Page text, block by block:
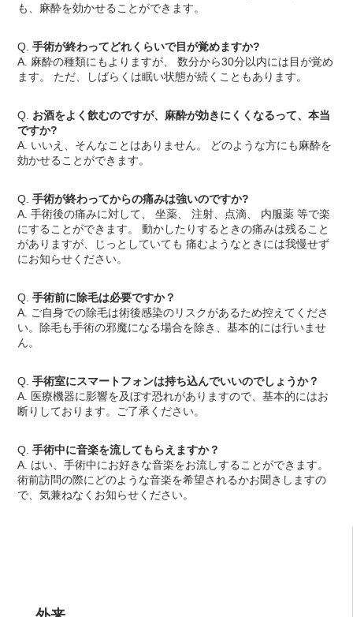
も、麻酔を効かせることができます。
Q .手術が終わってどれくらいで目が覚めますか?
A. 麻酔の種類にもよりますが、 数分から30分以内には目が覚め
ます。 ただ、しばらくは眠い状態が続くこともあります。
Q お酒をよく飲むのですが、麻酔が効きにくくなるって、本当
ですか?
A. いいえ、そんなことはありません。 どのような方にも麻酔を
効かせることができます。
Q .手術が終わってからの痛みは強いのですか?
A. 手術後の痛みに対して、 坐薬、 注射、点滴、 内服薬 等で楽
にすることができます。 動かしたりするときの痛みは残ること
がありますが、じっとしていても 痛むようなときには我慢せず
にお知らせください。
Q .手術前に除毛は必要ですか？
A. ご自身での除毛は術後感染のリスクがあるため控えてくださ
い。除毛も手術の邪魔になる場合を除き、基本的には行いませ
ん。
Q .手術室にスマートフォンは持ち込んでいいのでしょうか？
A. 医療機器に影響を及ぼす恐れがありますので、基本的にはお
断りしております。ご了承ください。
Q .手術中に音楽を流してもらえますか？
A. はい、手術中にお好きな音楽をお流しすることができます。
術前訪問の際にどのような音楽を希望されるかお聞きしますの
で、気兼ねなくお知らせください。